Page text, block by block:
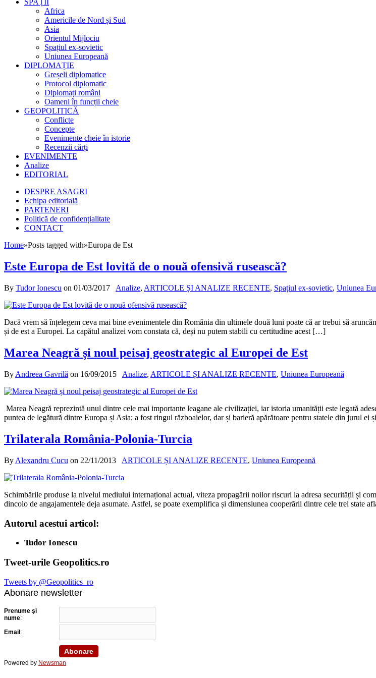
SPAȚII
Africa
Americile de Nord și Sud
Asia
Orientul Mijlociu
Spațiul ex-sovietic
Uniunea Europeană
DIPLOMAȚIE
Greșeli diplomatice
Protocol diplomatic
Diplomați români
Oameni în funcții cheie
GEOPOLITICĂ
Conflicte
Concepte
Evenimente cheie în istorie
Recenzii cărți
EVENIMENTE
Analize
EDITORIAL
DESPRE ASAGRI
Echipa editorială
PARTENERI
Politică de confidențialitate
CONTACT
Home»Posts tagged with»Europa de Est
Este Europa de Est lovită de o nouă ofensivă rusească?
By Tudor Ionescu on 01/03/2017 Analize, ARTICOLE ȘI ANALIZE RECENTE, Spațiul ex-sovietic, Uniunea
Dacă vrem să înțelegem ceva mai bine evenimentele din România din ultimele două luni poate că ar trebui să
și de est a Europei. La capătul analizei vom constata că, deși nu putem stabili cu certitudine acest […]
Marea Neagră și noul peisaj geostrategic al Europei de Est
By Andreea Gavrilă on 16/09/2015 Analize, ARTICOLE ȘI ANALIZE RECENTE, Uniunea Europeană
Marea Neagră reprezintă unul dintre cele mai importante leagane ale civilizației, iar istoria umanității este legată
puntea de legătură dintre Europa și Asia; a fost ringul războaielor, dar și barieră apărătoare pentru statele din jurul
Trilaterala România-Polonia-Turcia
By Alexandru Cucu on 22/11/2013 ARTICOLE ȘI ANALIZE RECENTE, Uniunea Europeană
Schimbările produse la nivelul mediului internațional actual, viteza propagării noilor riscuri la adresa securității și
dincolo de angajamentele deja asumate. Astfel, se poate exemplifica și dimensiunea cooperării dintre cele trei
Autorul acestui articol:
Tudor Ionescu
Tweet-urile Geopolitics.ro
Tweets by @Geopolitics_ro
Abonare newsletter
Prenume şi
nume:
Email:
Powered by Newsman